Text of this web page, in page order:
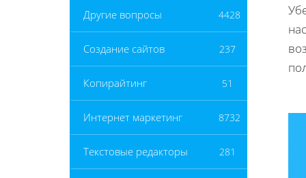
Другие вопросы 4428
Создание сайтов 237
Копирайтинг 51
Интернет маркетинг 8732
Текстовые редакторы 281